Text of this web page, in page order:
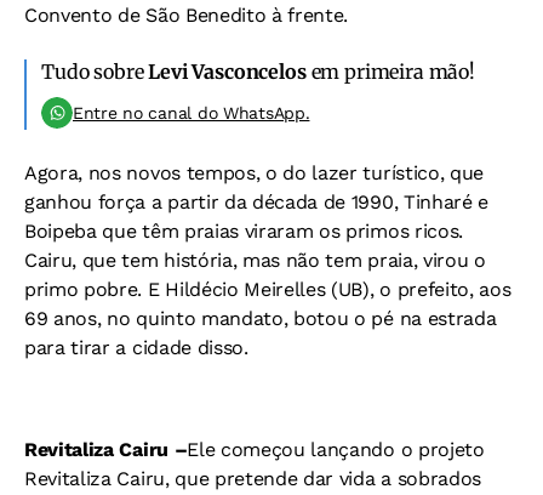
Convento de São Benedito à frente.
Tudo sobreLevi Vasconcelosem primeira mão!
Entre no canal do WhatsApp.
Agora, nos novos tempos, o do lazer turístico, que
ganhou força a partir da década de 1990, Tinharé e
Boipeba que têm praias viraram os primos ricos.
Cairu, que tem história, mas não tem praia, virou o
primo pobre. E Hildécio Meirelles (UB), o prefeito, aos
69 anos, no quinto mandato, botou o pé na estrada
para tirar a cidade disso.
Revitaliza Cairu –Ele começou lançando o projeto
Revitaliza Cairu, que pretende dar vida a sobrados